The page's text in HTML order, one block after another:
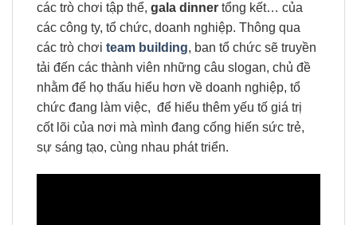
các trò chơi tập thể, gala dinner tổng kết… của
các công ty, tổ chức, doanh nghiệp. Thông qua
các trò chơi team building, ban tổ chức sẽ truyền
tải đến các thành viên những câu slogan, chủ đề
nhằm để họ thấu hiểu hơn về doanh nghiệp, tổ
chức đang làm việc, để hiểu thêm yếu tố giá trị
cốt lõi của nơi mà mình đang cống hiến sức trẻ,
sự sáng tạo, cùng nhau phát triển.